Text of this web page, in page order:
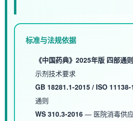
标准与法规依据
《中国药典》2025年版 四部通
示剂技术要求
GB 18281.1-2015 / ISO
通则
WS 310.3-2016 — 医院消毒供